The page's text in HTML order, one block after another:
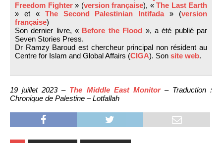
Freedom Fighter» (version française), « The Last Earth
» et « The Second Palestinian Intifada» (version
française)
Son dernier livre, « Before the Flood », a été publié par
Seven Stories Press.
Dr Ramzy Baroud est chercheur principal non résident au
Centre for Islam and Global Affairs (CIGA). Son site web.
19 juillet 2023 – The Middle East Monitor– Traduction :
Chronique de Palestine – Lotfallah